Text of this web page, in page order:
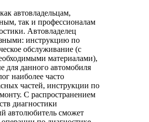
автовладельцам,
так и профессионалам
Автовладелец
инструкцию по
обслуживание (с
материалами),
для данного автомобиля
наиболее часто
частей, инструкции по
С распространением
диагностики
автолюбитель сможет